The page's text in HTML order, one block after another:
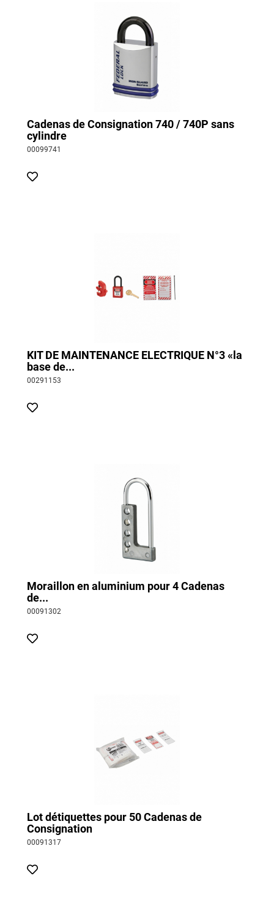
des pièces nues sous tension électrique ;
des fluides sous pression (hydraulique, vapeur, produits
chimiques dangereux…) ;
des pièces mécaniques effectuant un mouvement imprévu.
Dans la majorité des cas, la victime se croyait en sécurité,
mais la consignation s’est avérée incomplète.
Cadenas de Consignation 740 / 740P sans
cylindre
00099741
KIT DE MAINTENANCE ELECTRIQUE N°3 «la
base de...
00291153
Moraillon en aluminium pour 4 Cadenas
de...
00091302
Lot détiquettes pour 50 Cadenas de
Consignation
00091317